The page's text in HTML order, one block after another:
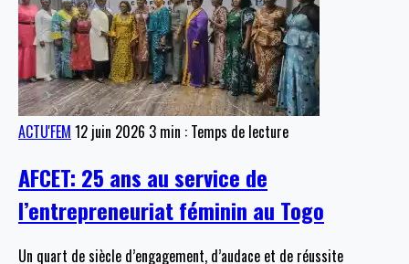
ACTU'FEM 12 juin 2026 3 min : Temps de lecture
AFCET: 25 ans au service de
l’entrepreneuriat féminin au Togo
Un quart de siècle d’engagement, d’audace et de réussite